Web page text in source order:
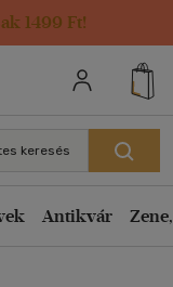
1499 Ft!
keresés
Antikvár